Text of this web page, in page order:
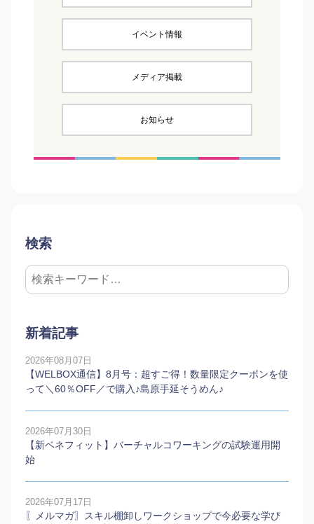
イベント情報
メディア掲載
お知らせ
検索
新着記事
2026年08月07日
【WELBOX通信】8月号：超すご得！数量限定クーポンを使
って＼60％OFF／で購入♪島原手延そうめん♪
2026年07月30日
【新ベネフィット】バーチャルコワーキングの試験運用開
始
2026年07月17日
〖メルマガ〗スキル棚卸しワークショップで今必要な学び